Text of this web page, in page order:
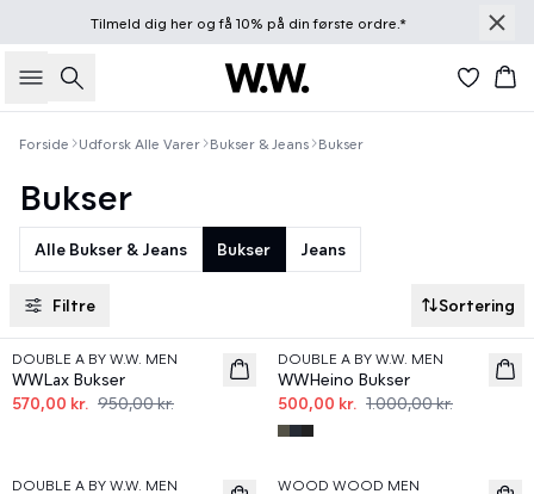
Tilmeld dig herog få 10% på din første ordre.*
Søg
Forside Udforsk Alle Varer Bukser & Jeans Bukser
Bukser
Alle Bukser & Jeans Bukser Jeans
Filtre Sortering
40%
DOUBLE A BY W.W. MEN
WWLax Bukser
570,00 kr. 950,00 kr.
DOUBLE A BY W.W. MEN
WWHeino Bukser
500,00 kr. 1.000,00 kr.
DOUBLE A BY W.W. MEN
50%
WOOD WOOD MEN